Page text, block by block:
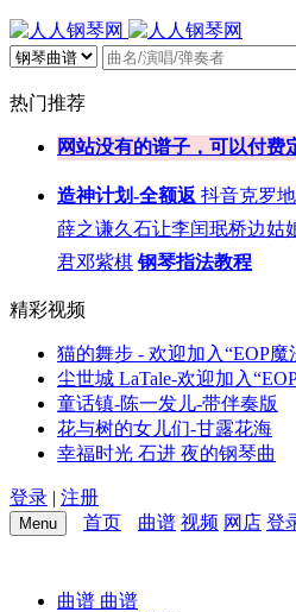
热门推荐
网站没有的谱子，可以付费
造神计划-全额返 抖音克罗
薛之谦久石让李闰珉桥边姑
君邓紫棋 钢琴指法教程
精彩视频
猫的舞步 - 欢迎加入“EOP魔
尘世城 LaTale-欢迎加入
童话镇-陈一发儿-带伴奏版
花与树的女儿们-甘露花海
幸福时光 石进 夜的钢琴曲
登录 | 注册
Menu 首页 曲谱 视频 网店 登
曲谱 曲谱